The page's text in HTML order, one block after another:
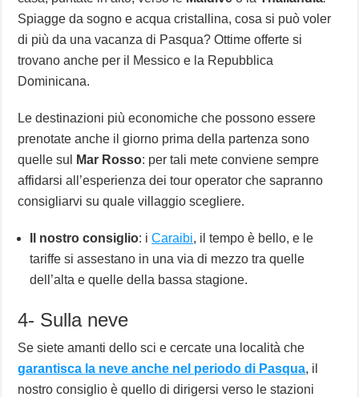
Spiagge da sogno e acqua cristallina, cosa si può voler
di più da una vacanza di Pasqua? Ottime offerte si
trovano anche per il Messico e la Repubblica
Dominicana.
Le destinazioni più economiche che possono essere
prenotate anche il giorno prima della partenza sono
quelle sul
Mar Rosso: per tali mete conviene sempre
affidarsi all’esperienza dei tour operator che sapranno
consigliarvi su quale villaggio scegliere.
Il nostro consiglio: iCaraibi, il tempo è bello, e le
tariffe si assestano in una via di mezzo tra quelle
dell’alta e quelle della bassa stagione.
4- Sulla neve
Se siete amanti dello sci e cercate una località che
garantisca la neve anche nel periodo di Pasqua, il
nostro consiglio è quello di dirigersi verso le stazioni